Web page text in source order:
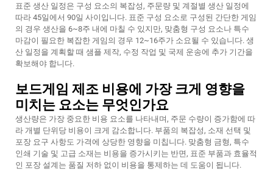
표준 생산 일정은 구성 요소의 복잡성, 주문량 및 계절별 생산 일정에
따라 45일에서 90일 사이입니다. 표준 구성 요소로 구성된 간단한 게임
의 경우 생산을 6~8주 내에 마칠 수 있지만, 맞춤형 구성 요소나 특수
마감이 필요한 복잡한 게임의 경우 12~16주가 소요될 수 있습니다. 생
산 일정을 계획할 때 샘플 제작, 수정 작업 및 국제 운송에 추가 기간을
확보해야 합니다.
보드게임 제조 비용에 가장 크게 영향을
미치는 요소는 무엇인가요
생산량은 가장 중요한 비용 요소를 나타내며, 주문 수량이 증가함에 따
라 개별 단위당 비용이 크게 감소합니다. 부품의 복잡성, 소재 선택 및
포장 요구 사항도 가격에 상당한 영향을 미칩니다. 맞춤형 금형, 특수
인쇄 기술 및 고급 소재는 비용을 증가시키는 반면, 표준 부품과 효율적
인 포장 설계는 품질 저하 없이 비용을 통제하는 데 도움이 됩니다.